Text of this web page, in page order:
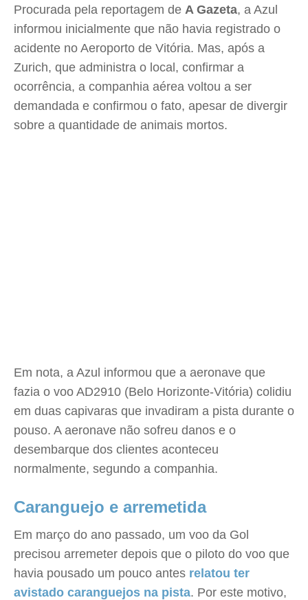
Procurada pela reportagem de A Gazeta, a Azul
informou inicialmente que não havia registrado o
acidente no Aeroporto de Vitória. Mas, após a
Zurich, que administra o local, confirmar a
ocorrência, a companhia aérea voltou a ser
demandada e confirmou o fato, apesar de divergir
sobre a quantidade de animais mortos.
Em nota, a Azul informou que a aeronave que
fazia o voo AD2910 (Belo Horizonte-Vitória) colidiu
em duas capivaras que invadiram a pista durante o
pouso. A aeronave não sofreu danos e o
desembarque dos clientes aconteceu
normalmente, segundo a companhia.
Caranguejo e arremetida
Em março do ano passado, um voo da Gol
precisou arremeter depois que o piloto do voo que
havia pousado um pouco antes relatou ter
avistado caranguejos na pista. Por este motivo,